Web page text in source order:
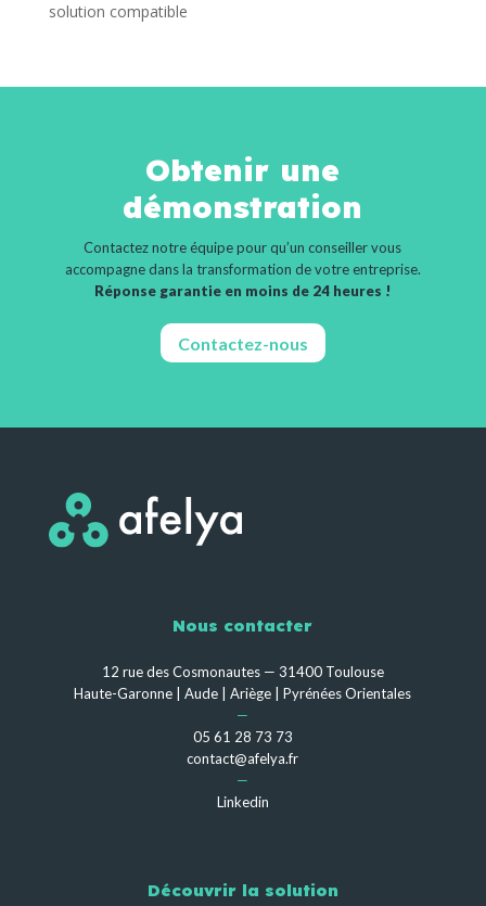
solution compatible
Obtenir une
démonstration
Contactez notre équipe pour qu’un conseiller vous
accompagne dans la transformation de votre entreprise.
Réponse garantie en moins de 24 heures !
Contactez-nous
Nous contacter
12 rue des Cosmonautes — 31400 Toulouse
Haute-Garonne | Aude | Ariège | Pyrénées Orientales
—
05 61 28 73 73
contact@afelya.fr
—
Linkedin
Découvrir la solution